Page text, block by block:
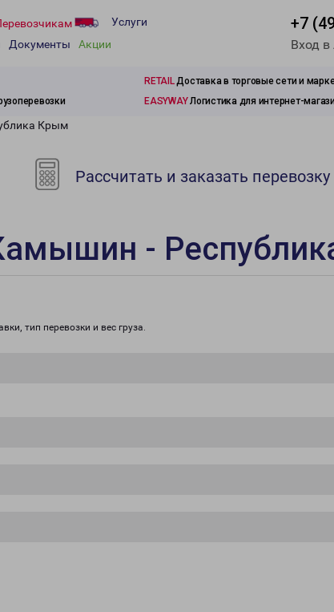
Услуги
Документы Акции
+7
Вход
RETAILДоставка в торговые сети и
EASYWAYЛогистика для интернет-
Крым
Рассчитать и заказать перевозку
-
тип перевозки и вес груза.